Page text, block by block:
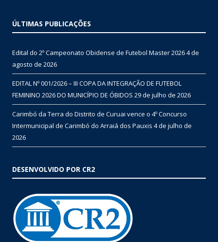
ÚLTIMAS PUBLICAÇÕES
Edital do 2º Campeonato Obidense de Futebol Master 20264 de
agosto de 2026
EDITAL Nº 001/2026 – III COPA DA INTEGRAÇÃO DE FUTEBOL
FEMININO 2026 DO MUNICÍPIO DE ÓBIDOS 29 de julho de 2026
Carimbó da Terra do Distrito de Curuai vence o 4º Concurso
Intermunicipal de Carimbó do Arraiá dos Pauxis 4 de julho de
2026
DESENVOLVIDO POR CR2